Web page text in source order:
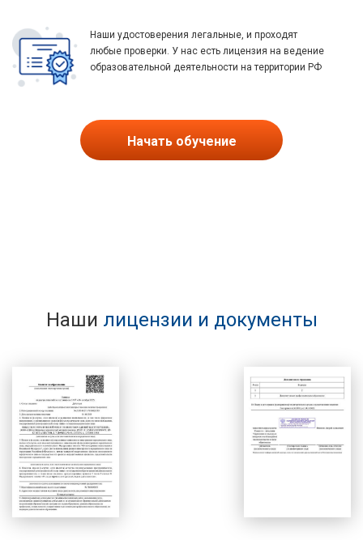
Наши удостоверения легальные, и проходят
любые проверки. У нас есть лицензия на ведение
образовательной деятельности на территории РФ
Начать обучение
Наши лицензии и документы